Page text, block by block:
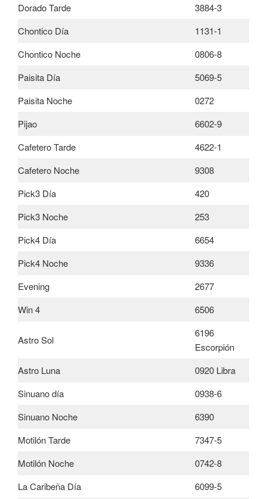
Dorado Tarde
3884-3
Chontico Día
1131-1
Chontico Noche
0806-8
Paisita Día
5069-5
Paisita Noche
0272
Pijao
6602-9
Cafetero Tarde
4622-1
Cafetero Noche
9308
Pick3 Día
420
Pick3 Noche
253
Pick4 Día
6654
Pick4 Noche
9336
Evening
2677
Win 4
6506
Astro Sol
6196
Escorpión
Astro Luna
0920 Libra
Sinuano día
0938-6
Sinuano Noche
6390
Motilón Tarde
7347-5
Motilón Noche
0742-8
La Caribeña Día
6099-5